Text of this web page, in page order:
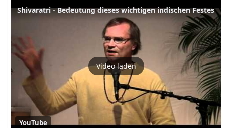
Shivaratri - Bedeutung dieses wichtigen indischen Festes
Video laden
YouTube